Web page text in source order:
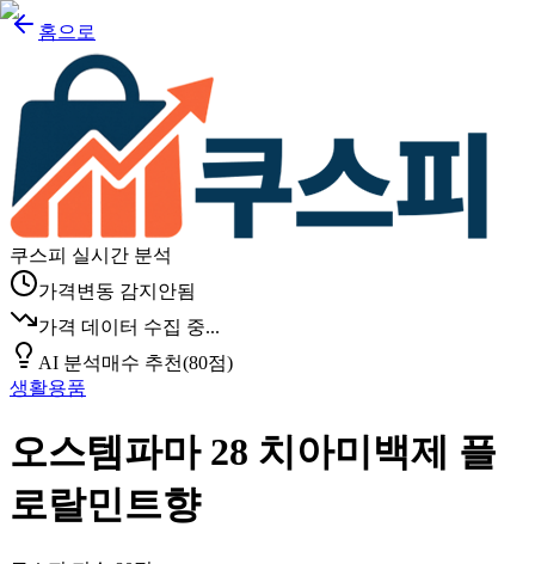
홈으로
쿠스피 실시간 분석
가격변동 감지안됨
가격 데이터 수집 중...
AI 분석매수 추천(80점)
생활용품
오스템파마 28 치아미백제 플
로랄민트향